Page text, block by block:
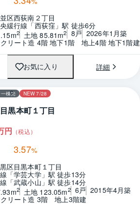
区西荻南２丁目
緩行線「西荻窪」駅 徒歩6分
2 土地 85.81m2 8戸 2026年1月築
リート造 4階 地下1階　地上4階 地下1階建
お気に入り 詳細
1 / 0
棟売 NEW 7/28
黒本町１丁目
円 （税込）
3.57%
区目黒本町１丁目
「学芸大学」駅 徒歩13分
「武蔵小山」駅 徒歩14分
2 土地 123.05m2 6戸 2015年4月築
リート造 3階　地上3階建